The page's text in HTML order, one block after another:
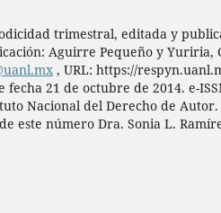
trimestral, editada y
Aguirre Pequeño y Yuriria,
, URL: https://
fecha 21 de octubre de 2014. e-
Nacional del Derecho de
este número Dra. Sonia L.